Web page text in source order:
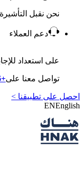
نحن نقبل
دعم العملاء
على استعداد
تواصل معنا على+966 920009538
احصل على تطبيقنا >
ENEnglish